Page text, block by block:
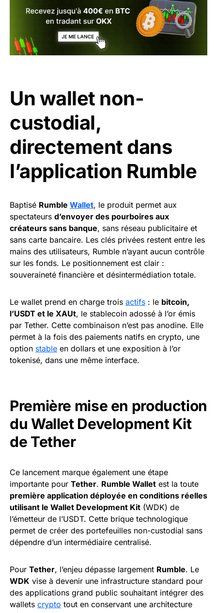
Un wallet non-
custodial,
directement dans
l’application Rumble
Baptisé Rumble Wallet, le produit permet aux
spectateurs d’envoyer des pourboires aux
créateurs sans banque, sans réseau publicitaire et
sans carte bancaire. Les clés privées restent entre les
mains des utilisateurs, Rumble n’ayant aucun contrôle
sur les fonds. Le positionnement est clair :
souveraineté financière et désintermédiation totale.
Le wallet prend en charge trois actifs : le bitcoin,
l’USDT et le XAUt, le stablecoin adossé à l’or émis
par Tether. Cette combinaison n’est pas anodine. Elle
permet à la fois des paiements natifs en crypto, une
option stable en dollars et une exposition à l’or
tokenisé, dans une même interface.
Première mise en production
du Wallet Development Kit
de Tether
Ce lancement marque également une étape
importante pour Tether. Rumble Wallet est la toute
première application déployée en conditions réelles
utilisant le Wallet Development Kit (WDK) de
l’émetteur de l’USDT. Cette brique technologique
permet de créer des portefeuilles non-custodial sans
dépendre d’un intermédiaire centralisé.
Pour Tether, l’enjeu dépasse largement Rumble. Le
WDK vise à devenir une infrastructure standard pour
des applications grand public souhaitant intégrer des
wallets crypto tout en conservant une architecture